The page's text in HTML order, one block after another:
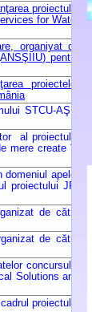
proiectului
for Water
organiyat de
pentru
proiectelor
STCU-AŞM
al proiectului
mere create în
apelor
proiectului JPI
de către
de către
concursului
Solutions and
proiectului